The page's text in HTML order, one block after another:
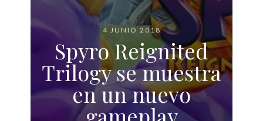
4 JUNIO 2018
Spyro Reignited
Trilogy se muestra
en un nuevo
gameplay